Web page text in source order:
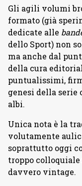
Gli agili volumi
formato (già
dedicate alle
dello Sport) non
ma anche dal
della cura
puntualissimi,
genesi della
albi.
Unica nota è la
volutamente
soprattutto oggi
troppo colloquiale
davvero vintage.